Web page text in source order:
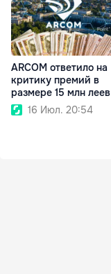
ARCOM ответило на
критику премий в
размере 15 млн леев
16 Июл. 20:54